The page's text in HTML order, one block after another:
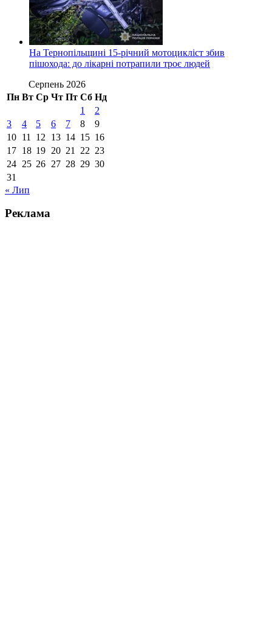
На Тернопільщині 15-річний мотоцикліст збив
пішохода: до лікарні потрапили троє людей
Серпень 2026
Пн Вт Ср Чт Пт Сб Нд
1
2
3
4 5 6 7 8
9
10 11 12 13 14 15 16
17 18 19 20 21 22 23
24 25 26 27 28 29 30
31
« Лип
Реклама